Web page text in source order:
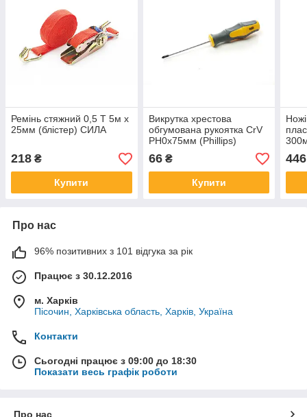
Ремінь стяжний 0,5 Т 5м х
25мм (блістер) СИЛА
218 ₴
Купити
Викрутка хрестова
обгумована рукоятка СrV
РН0х75мм (Phillips)
(двокомпонентна) СИЛА
66₴
Купити
446
Про нас
96% позитивних з 101 відгука за рік
Працює з 30.12.2016
м. Харків
Пісочин, Харківська область, Харків, Україна
Контакти
Сьогодні працює з 09:00 до 18:30
Показати весь графік роботи
Про нас